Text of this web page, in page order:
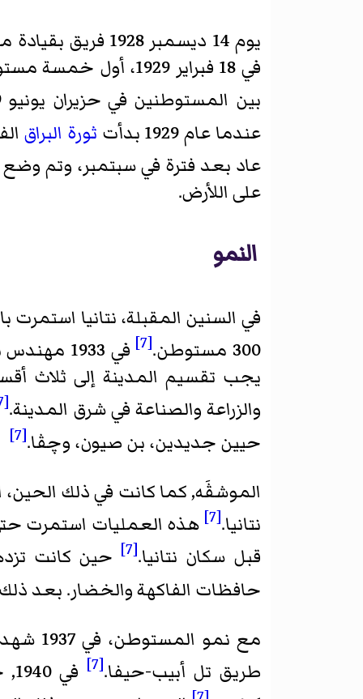
يوم 14 ديسمبر 1928 فريق بقيادة موشي شاكيد بدأ الحفر للمياه في الموقع، وجدينها في فبراير، 1929.
في 18 فبراير 1929،
بين المستوطنين في حزيران يونيو 1929، عندما الرؤية للمستوطن ببطء أصبح حقيقة واقعة.
عندما عام 1929 بدأت
ثورة البراق
عاد بعد فترة في سبتمبر، وتم
على اللأرض.
النمو
300 مستوطن.
[7] في 1933 مهندس بريطاني اقترح لنتانيا أن تصبح مدينة سياحية.
يجب تقسيم المدينة إلى ثلاث
والزراعة والصناعة في شرق المدينة.[7]
حيين جديدين، بن صيون، وچڤا.[7]
الموشڤَه
نتانيا.[7]
قبل سكان نتانيا.[7]
حافظات الفاكهة والخضار. بعد
مع
طريق تل أبيب-حيفا.[7] في 1940, حكومة